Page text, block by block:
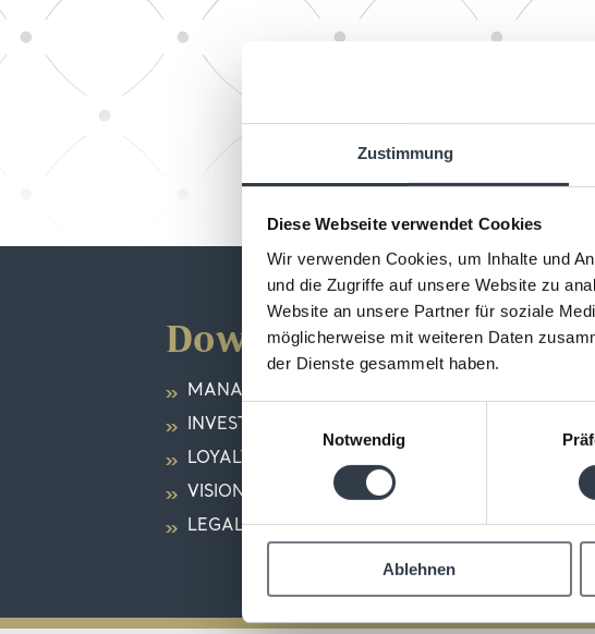
Zustimmung
Diese Webseite verwendet Cookies
Wir verwenden Cookies, um Inhalte und
und die Zugriffe auf unsere Website zu
Website an unsere Partner für soziale
möglicherweise mit weiteren Daten
der Dienste gesammelt haben.
Einwilligungsauswahl
Notwendig
Ablehnen
We believe in quality
Download
MANAGEMENT
INVESTOR RELATIONS
LOYALTY PROGRAMME
VISION AND PRINCIPLES
LEGAL STRUCTURE (IN GERMAN)